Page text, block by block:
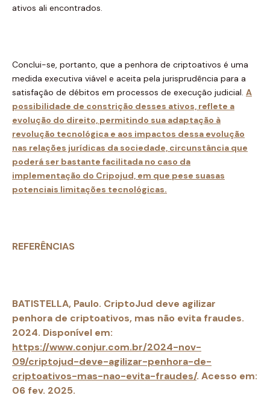
ativos ali encontrados.
Conclui-se, portanto, que a penhora de criptoativos é uma
medida executiva viável e aceita pela jurisprudência para a
satisfação de débitos em processos de execução judicial. A
possibilidade de constrição desses ativos, reflete a
evolução do direito, permitindo sua adaptação à
revolução tecnológica e aos impactos dessa evolução
nas relações jurídicas da sociedade, circunstância que
poderá ser bastante facilitada no caso da
implementação do Cripojud, em que pese suasas
potenciais limitações tecnológicas.
REFERÊNCIAS
BATISTELLA, Paulo. CriptoJud deve agilizar
penhora de criptoativos, mas não evita fraudes.
2024. Disponível em:
https://www.conjur.com.br/2024-nov-
09/criptojud-deve-agilizar-penhora-de-
criptoativos-mas-nao-evita-fraudes/. Acesso em:
06 fev. 2025.